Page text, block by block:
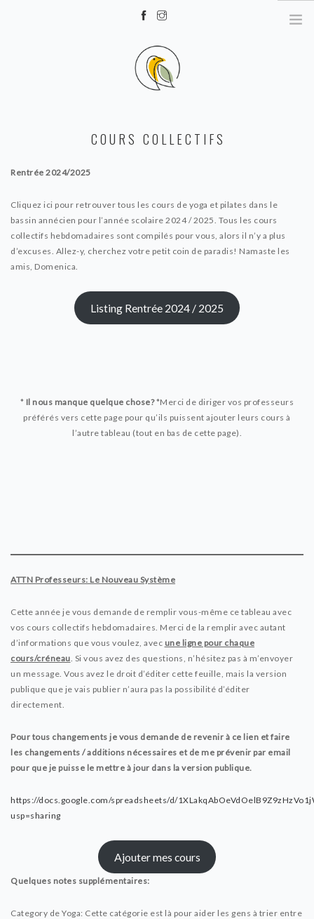
BLOG: COURS HEBDOS
COURS COLLECTIFS
Rentrée 2024/2025
Cliquez ici pour retrouver tous les cours de yoga et pilates dans le
bassin annécien pour l’année scolaire 2024 / 2025. Tous les cours
collectifs hebdomadaires sont compilés pour vous, alors il n’y a plus
d’excuses. Allez-y, cherchez votre petit coin de paradis! Namaste les
amis, Domenica.
Listing Rentrée 2024 / 2025
* Il nous manque quelque chose?*Merci de diriger vos professeurs
préférés vers cette page pour qu’ils puissent ajouter leurs cours à
l’autre tableau (tout en bas de cette page).
ATTN Professeurs: Le Nouveau Système
Cette année je vous demande de remplir vous-même ce tableau avec
vos cours collectifs hebdomadaires. Merci de la remplir avec autant
d’informations que vous voulez, avec une ligne pour chaque
cours/créneau. Si vous avez des questions, n’hésitez pas à m’envoyer
un message. Vous avez le droit d’éditer cette feuille, mais la version
publique que je vais publier n’aura pas la possibilité d’éditer
directement.
Pour tous changements je vous demande de revenir à ce lien et faire
les changements / additions nécessaires et de me prévenir par email
pour que je puisse le mettre à jour dans la version publique.
https://docs.google.com/spreadsheets/d/
usp=sharing
Ajouter mes cours
Quelques notes supplémentaires:
Category de Yoga: Cette catégorie est là pour aider les gens à trier entre